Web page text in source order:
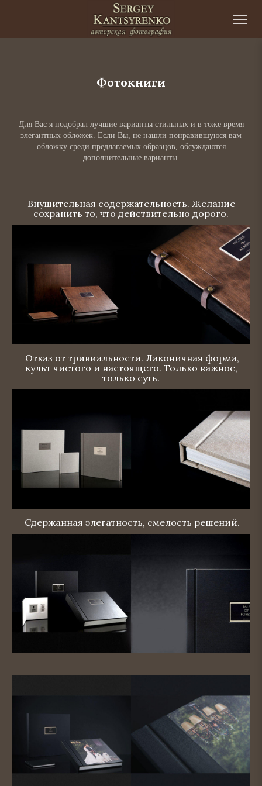
Фотокниги
Для Вас я подобрал лучшие варианты стильных и в тоже время
элегантных обложек. Если Вы, не нашли понравившуюся вам
обложку среди предлагаемых образцов, обсуждаются
дополнительные варианты.
Внушительная содержательность. Желание
сохранить то, что действительно дорого.
Отказ от тривиальности. Лаконичная форма,
культ чистого и настоящего. Только важное,
только суть.
Сдержанная элегатность, смелость решений.